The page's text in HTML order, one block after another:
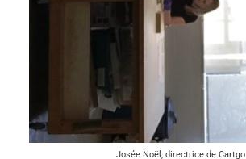
Josée Noël, directrice de Cartgo